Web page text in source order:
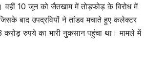
वहीं 10 जून को जैतखाम में तोड़फोड़ के विरोध में
बाद उपद्रवियों ने तांडव मचाते हुए कलेक्टर
रुपये का भारी नुकसान पहुंचा था। मामले में